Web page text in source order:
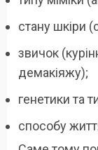
стану шкіри
звичок
демакіяжу);
генетики та
способу